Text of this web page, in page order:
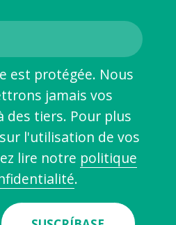
est protégée. Nous
jamais vos
des tiers. Pour plus
l'utilisation de vos
lire notre politique
.